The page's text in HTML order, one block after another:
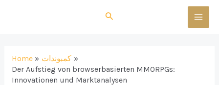
Search
Home
كمبوندات
Der Aufstieg von browserbasierten MMORPGs:
Innovationen und Marktanalysen